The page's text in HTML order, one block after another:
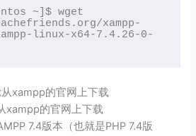
~]$ wget
xampp-
linux-x64-7.4.26-0-
xampp的官网上下载
7.4版本（也就是PHP 7.4版